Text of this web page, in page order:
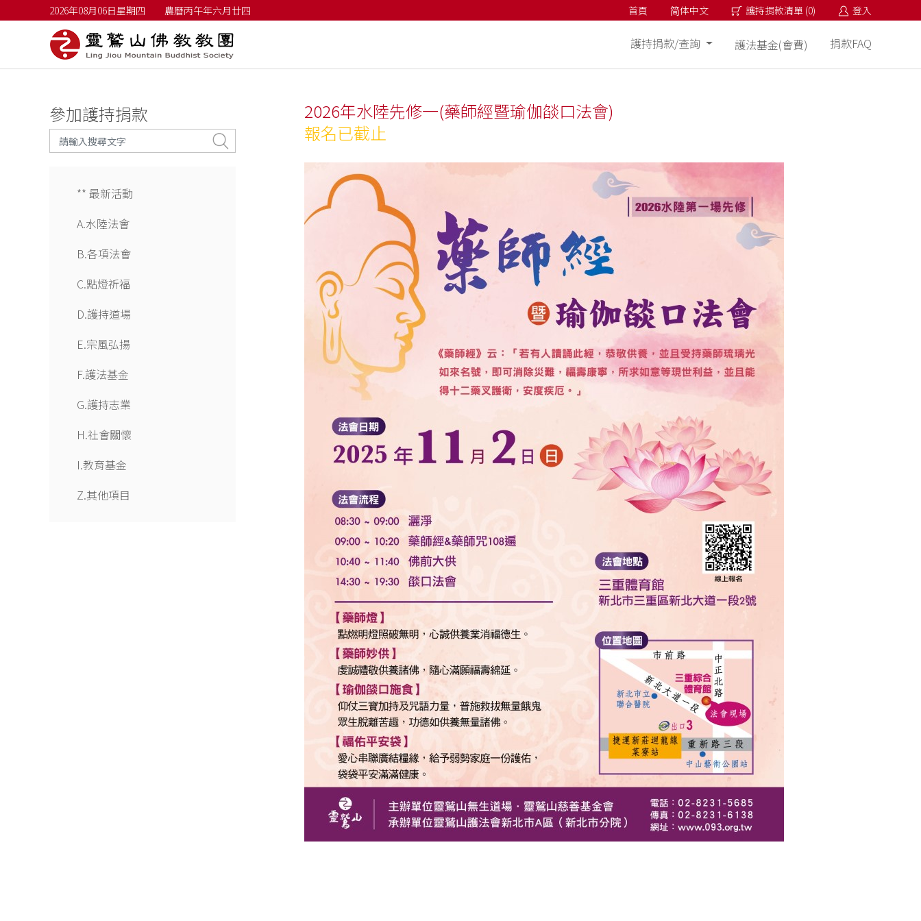
2026年08月06日星期四 農曆丙午年六月廿四 首頁 简体中文 護持捐款清單 (0) 登入
護持捐款/查詢 護法基金(會費) 捐款FAQ
參加護持捐款
** 最新活動
A.水陸法會
B.各項法會
C.點燈祈福
D.護持道場
E.宗風弘揚
F.護法基金
G.護持志業
H.社會關懷
I.教育基金
Z.其他項目
2026年水陸先修一(藥師經暨瑜伽燄口法會)
報名已截止